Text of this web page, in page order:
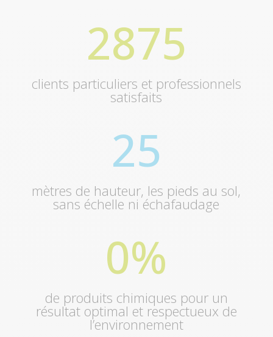
2875
clients particuliers et professionnels
satisfaits
25
mètres de hauteur, les pieds au sol,
sans échelle ni échafaudage
0%
de produits chimiques pour un
résultat optimal et respectueux de
l’environnement